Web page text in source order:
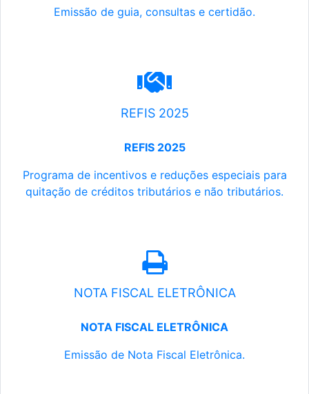
Emissão de guia, consultas e certidão.
REFIS 2025
REFIS 2025
Programa de incentivos e reduções especiais para
quitação de créditos tributários e não tributários.
NOTA FISCAL ELETRÔNICA
NOTA FISCAL ELETRÔNICA
Emissão de Nota Fiscal Eletrônica.